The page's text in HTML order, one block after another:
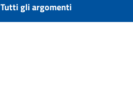
Tutti gli argomenti